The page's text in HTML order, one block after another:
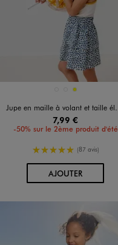
Disponible en 3 coloris
BLANC CHINE
BLEU FONCE
JAUNE
Jupe en maille à volant et taille élastique fille
7,99 €
-50% sur le 2ème produit d'été
5/5 de moyenne
(87 avis)
AJOUTERAU PANIER